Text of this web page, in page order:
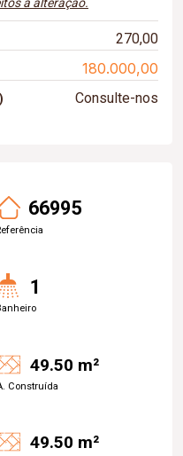
270,00
180.000,00
Consulte-nos
66995
1
49.50 m²
Construída
49.50 m²